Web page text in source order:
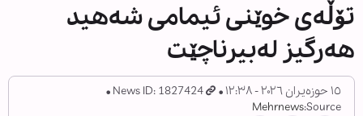
تۆڵەی خوێنی ئیمامی شەهید
هەرگیز لەبیرناچێت
١٥ حوزەیران ٢٠٢٦ - ١٢:٣٨
News ID: 1827424
Source:
Mehrnews